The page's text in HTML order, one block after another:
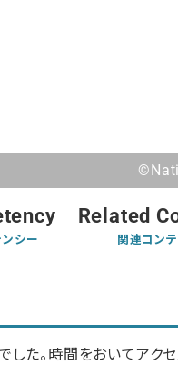
シー
Related
関連コン
た。時間をおいてアクセ